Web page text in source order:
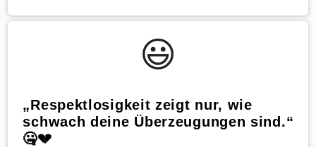
😃️
„Respektlosigkeit zeigt nur, wie
schwach deine Überzeugungen sind.“
🤐💔